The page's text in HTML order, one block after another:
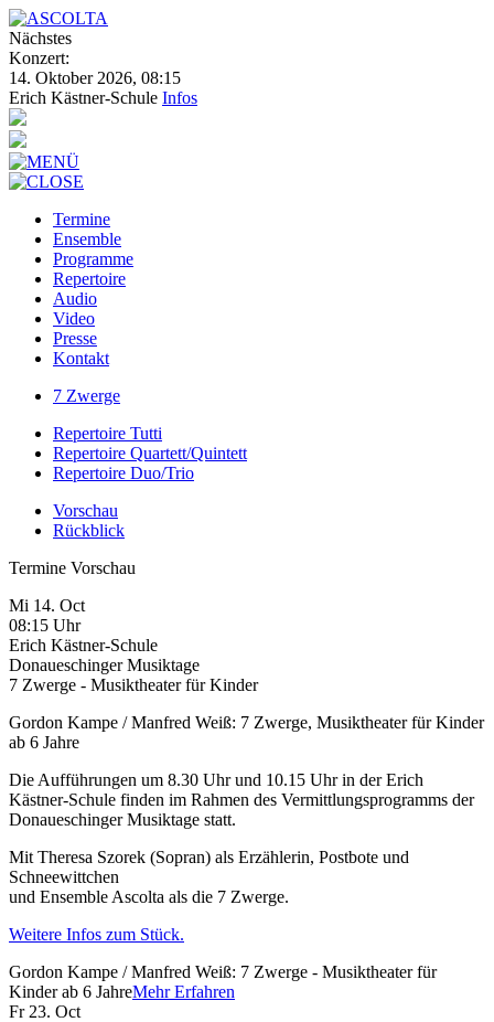
Nächstes
Konzert:
14. Oktober 2026, 08:15
Erich Kästner-Schule Infos
Termine
Ensemble
Programme
Repertoire
Audio
Video
Presse
Kontakt
7 Zwerge
Repertoire Tutti
Repertoire Quartett/Quintett
Repertoire Duo/Trio
Vorschau
Rückblick
Termine Vorschau
Mi 14. Oct
08:15 Uhr
Erich Kästner-Schule
Donaueschinger Musiktage
7 Zwerge - Musiktheater für Kinder
Gordon Kampe / Manfred Weiß: 7 Zwerge, Musiktheater für Kinder
ab 6 Jahre
Die Aufführungen um 8.30 Uhr und 10.15 Uhr in der Erich
Kästner-Schule finden im Rahmen des Vermittlungsprogramms der
Donaueschinger Musiktage statt.
Mit Theresa Szorek (Sopran) als Erzählerin, Postbote und
Schneewittchen
und Ensemble Ascolta als die 7 Zwerge.
Weitere Infos zum Stück.
Gordon Kampe / Manfred Weiß: 7 Zwerge - Musiktheater für
Kinder ab 6 JahreMehr Erfahren
Fr 23. Oct